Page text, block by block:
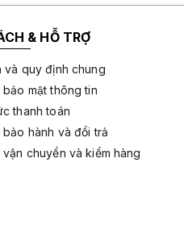
& HỖ TRỢ
và quy định chung
bảo mật thông tin
thanh toán
bảo hành và đổi trả
vận chuyển và kiểm hàng